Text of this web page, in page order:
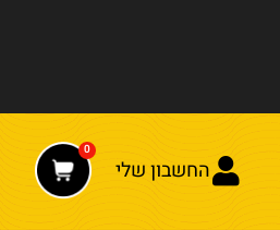
החשבון שלי
0